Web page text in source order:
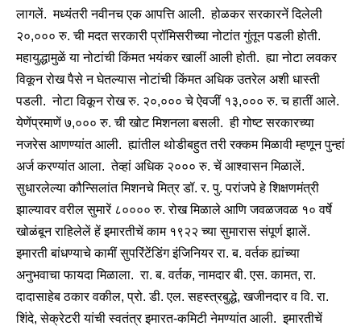
लागलें. मध्यंतरी नवीनच एक आपत्ति आली. होळकर सरकारनें दिलेली
२०,००० रु. ची मदत सरकारी प्रॉमिसरीच्या नोटांत गुंतून पडली होती.
महायुद्धामुळें या नोटांची किंमत भयंकर खालीं आली होती. ह्या नोटा लवकर
विकून रोख पैसे न घेतल्यास नोटांची किंमत अधिक उतरेल अशी धास्ती
पडली. नोटा विकून रोख रु. २०,००० चे ऐवजीं १३,००० रु. च हातीं आले.
येणेंप्रमाणें ७,००० रु. ची खोट मिशनला बसली. ही गोष्ट सरकारच्या
नजरेस आणण्यांत आली. ह्यांतील थोडीबहुत तरी रक्कम मिळावी म्हणून पुन्हां
अर्ज करण्यांत आला. तेव्हां अधिक २००० रु. चें आश्वासन मिळालें.
सुधारलेल्या कौन्सिलांत मिशनचे मित्र डॉ. र. पु. परांजपे हे शिक्षणमंत्री
झाल्यावर वरील सुमारें ८०००० रु. रोख मिळाले आणि जवळजवळ १० वर्षे
खोळंबून राहिलेलें हें इमारतीचें काम १९२२ च्या सुमारास संपूर्ण झालें.
इमारती बांधण्याचे कामीं सुपरिंटेंडिंग इंजिनियर रा. ब. वर्तक ह्यांच्या
अनुभवाचा फायदा मिळाला. रा. ब. वर्तक, नामदार बी. एस. कामत, रा.
दादासाहेब ठकार वकील, प्रो. डी. एल. सहस्त्रबुद्धे, खजीनदार व वि. रा.
शिंदे, सेक्रेटरी यांची स्वतंत्र इमारत-कमिटी नेमण्यांत आली. इमारतीचें